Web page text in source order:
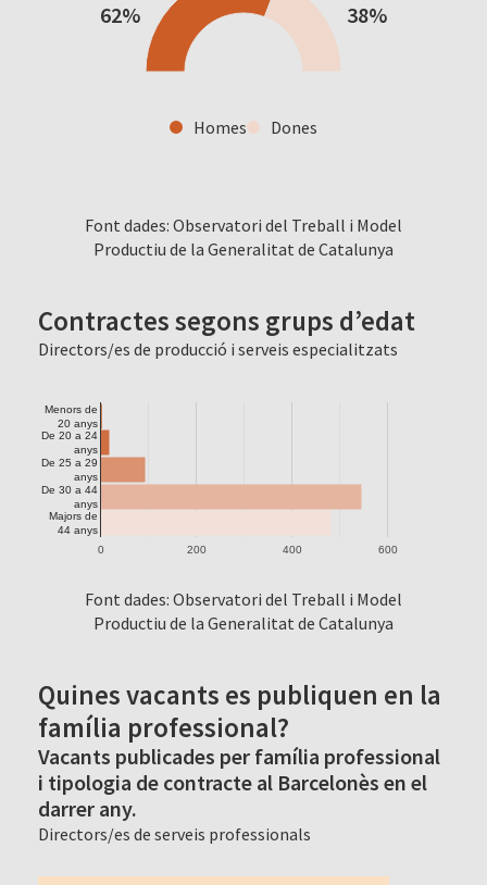
62% 38%
Homes Dones
Font dades: Observatori del Treball i Model
Productiu de la Generalitat de Catalunya
Contractes segons grups d’edat
Directors/es de producció i serveis especialitzats
0 200 400 600
Menors de
20 anys
De 20 a 24
anys
De 25 a 29
anys
De 30 a 44
anys
Majors de
44 anys
Font dades: Observatori del Treball i Model
Productiu de la Generalitat de Catalunya
Quines vacants es publiquen en la
família professional?
Vacants publicades per família professional
i tipologia de contracte al Barcelonès en el
darrer any.
Directors/es de serveis professionals